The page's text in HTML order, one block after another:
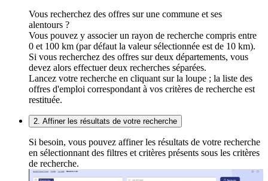
Vous recherchez des offres sur une commune et ses
alentours ?
Vous pouvez y associer un rayon de recherche compris entre
0 et 100 km (par défaut la valeur sélectionnée est de 10 km).
Si vous recherchez des offres sur deux départements, vous
devez alors effectuer deux recherches séparées.
Lancez votre recherche en cliquant sur la loupe ; la liste des
offres d'emploi correspondant à vos critères de recherche est
restituée.
2. Affiner les résultats de votre recherche
Si besoin, vous pouvez affiner les résultats de votre recherche
en sélectionnant des filtres et critères présents sous les critères
de recherche.